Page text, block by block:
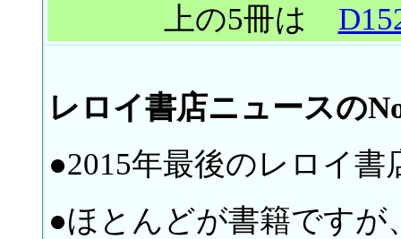
上の5冊は
レロイ書店ニュースの
●2015年最後のレロイ
●ほとんどが書籍です